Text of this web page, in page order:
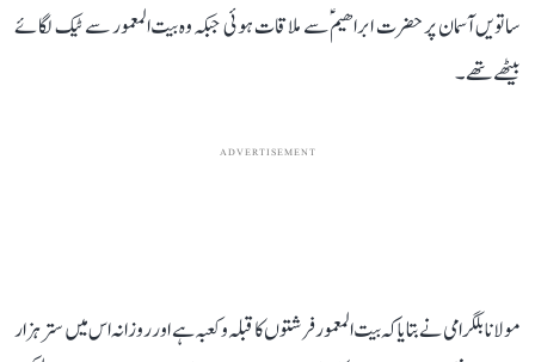
ساتویں آسمان پر حضرت ابراھیمؑ سے ملاقات ہوئی جبکہ وہ بیت المعمور سے ٹیک لگائے
بیٹھے تھے۔
ADVERTISEMENT
مولانا بلگرامی نے بتایا کہ بیت المعمور فرشتوں کا قبلہ و کعبہ ہے اور روزانہ اس میں ستر ہزار